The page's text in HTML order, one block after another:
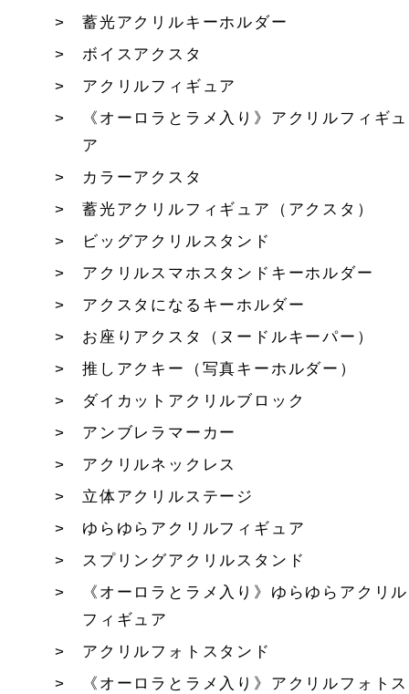
蓄光アクリルキーホルダー
ボイスアクスタ
アクリルフィギュア
《オーロラとラメ入り》アクリルフィギュ
ア
カラーアクスタ
蓄光アクリルフィギュア（アクスタ）
ビッグアクリルスタンド
アクリルスマホスタンドキーホルダー
アクスタになるキーホルダー
お座りアクスタ（ヌードルキーパー）
推しアクキー（写真キーホルダー）
ダイカットアクリルブロック
アンブレラマーカー
アクリルネックレス
立体アクリルステージ
ゆらゆらアクリルフィギュア
スプリングアクリルスタンド
《オーロラとラメ入り》ゆらゆらアクリル
フィギュア
アクリルフォトスタンド
《オーロラとラメ入り》アクリルフォトス